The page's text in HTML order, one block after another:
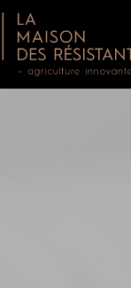
principal